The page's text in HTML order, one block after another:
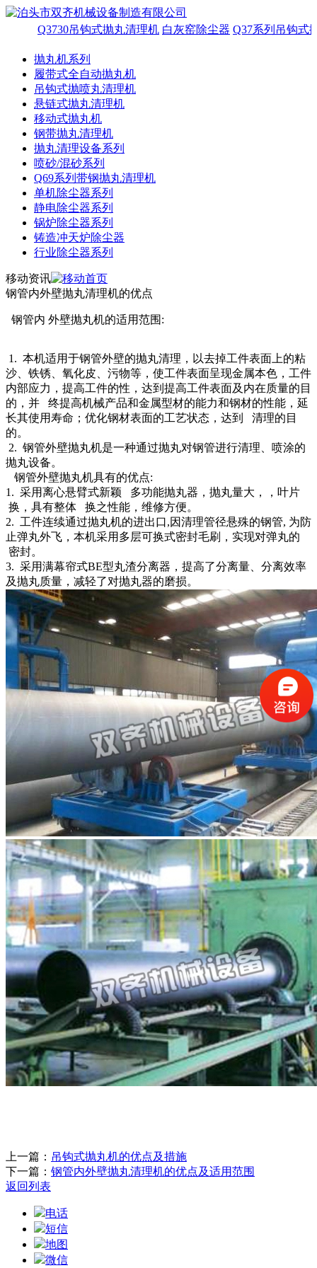
Q3730吊钩式抛丸清理机 白灰窑除尘器 Q37系列吊钩式
抛丸机系列
履带式全自动抛丸机
吊钩式抛喷丸清理机
悬链式抛丸清理机
移动式抛丸机
钢带抛丸清理机
抛丸清理设备系列
喷砂/混砂系列
Q69系列带钢抛丸清理机
单机除尘器系列
静电除尘器系列
锅炉除尘器系列
铸造冲天炉除尘器
行业除尘器系列
移动资讯
钢管内外壁抛丸清理机的优点
钢管内 外壁抛丸机的适用范围:
1. 本机适用于钢管外壁的抛丸清理，以去掉工件表面上的粘
沙、铁锈、氧化皮、污物等，使工件表面呈现金属本色，工件
内部应力，提高工件的性，达到提高工件表面及内在质量的目
的，并 终提高机械产品和金属型材的能力和钢材的性能，延
长其使用寿命；优化钢材表面的工艺状态，达到 清理的目
的。
2. 钢管外壁抛丸机是一种通过抛丸对钢管进行清理、喷涂的
抛丸设备。
钢管外壁抛丸机具有的优点:
1. 采用离心悬臂式新颖 多功能抛丸器，抛丸量大，，叶片
换，具有整体 换之性能，维修方便。
2. 工件连续通过抛丸机的进出口,因清理管径悬殊的钢管, 为防
止弹丸外飞，本机采用多层可换式密封毛刷，实现对弹丸的
密封。
3. 采用满幕帘式BE型丸渣分离器，提高了分离量、分离效率
及抛丸质量，减轻了对抛丸器的磨损。
上一篇： 吊钩式抛丸机的优点及措施
下一篇： 钢管内外壁抛丸清理机的优点及适用范围
返回列表
电话
短信
地图
微信